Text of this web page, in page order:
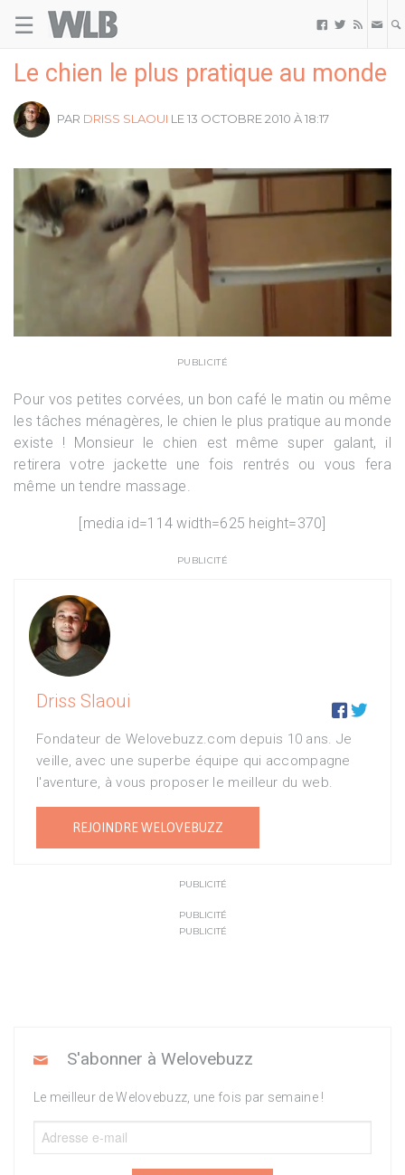
☰   
Le chien le plus pratique au monde
PAR DRISS SLAOUI LE 13 OCTOBRE 2010 À 18:17
PUBLICITÉ
Pour vos petites corvées, un bon café le matin ou même
les tâches ménagères, le chien le plus pratique au monde
existe ! Monsieur le chien est même super galant, il
retirera votre jackette une fois rentrés ou vous fera
même un tendre massage.
[media id=114 width=625 height=370]
PUBLICITÉ
Driss Slaoui 

Fondateur de Welovebuzz.com depuis 10 ans. Je
veille, avec une superbe équipe qui accompagne
l'aventure, à vous proposer le meilleur du web.
REJOINDRE WELOVEBUZZ
PUBLICITÉ
PUBLICITÉ
PUBLICITÉ
S'abonner à Welovebuzz
Le meilleur de Welovebuzz, une fois par semaine !